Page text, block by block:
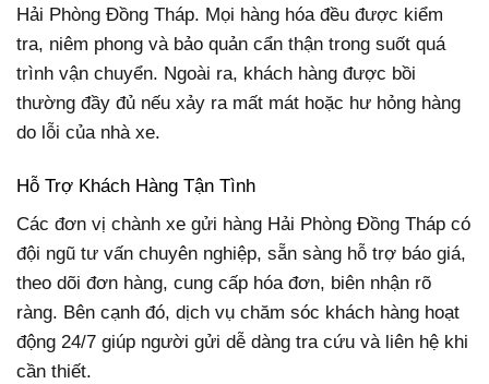
Hải Phòng Đồng Tháp. Mọi hàng hóa đều được kiểm
tra, niêm phong và bảo quản cẩn thận trong suốt quá
trình vận chuyển. Ngoài ra, khách hàng được bồi
thường đầy đủ nếu xảy ra mất mát hoặc hư hỏng hàng
do lỗi của nhà xe.
Hỗ Trợ Khách Hàng Tận Tình
Các đơn vị chành xe gửi hàng Hải Phòng Đồng Tháp có
đội ngũ tư vấn chuyên nghiệp, sẵn sàng hỗ trợ báo giá,
theo dõi đơn hàng, cung cấp hóa đơn, biên nhận rõ
ràng. Bên cạnh đó, dịch vụ chăm sóc khách hàng hoạt
động 24/7 giúp người gửi dễ dàng tra cứu và liên hệ khi
cần thiết.